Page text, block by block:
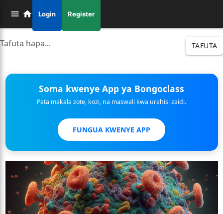
Login Register
TAFUTA
Soma kwenye App ya Bongoclass
Pata makala zote, kozi, na maswali kwa urahisi zaidi.
FUNGUA KWENYE APP